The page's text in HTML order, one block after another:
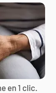
en 1 clic.